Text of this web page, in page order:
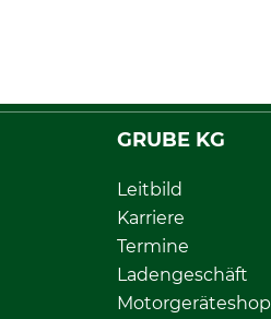
GRUBE KG
Leitbild
Karriere
Termine
Ladengeschäft
Motorgeräteshop